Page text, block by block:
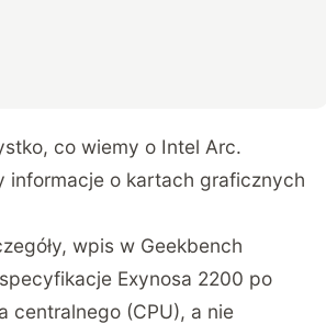
co wiemy o Intel Arc.
informacje o kartach graficznych
wpis w Geekbench
Exynosa 2200 po
centralnego (CPU), a nie